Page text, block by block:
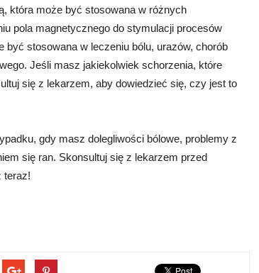
która może być stosowana w różnych
pola magnetycznego do stymulacji procesów
być stosowana w leczeniu bólu, urazów, chorób
Jeśli masz jakiekolwiek schorzenia, które
się z lekarzem, aby dowiedzieć się, czy jest to
gdy masz dolegliwości bólowe, problemy z
się ran. Skonsultuj się z lekarzem przed
teraz!